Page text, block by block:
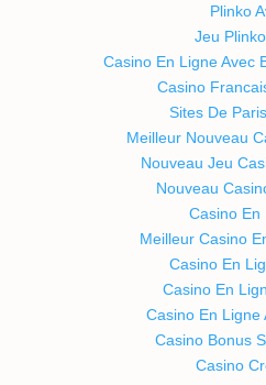
Plinko
Jeu
Casino En Ligne Avec
Casino
Sites De
Meilleur Nouveau
Nouveau Jeu
Nouveau
Casino En
Meilleur Casino
Casino En
Casino En
Casino En Ligne
Casino Bonus
Casino